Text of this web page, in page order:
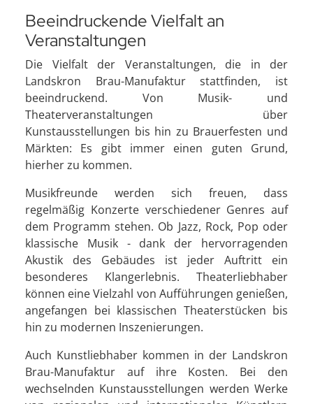
Beeindruckende Vielfalt an
Veranstaltungen
Die Vielfalt der Veranstaltungen, die in der
Landskron Brau-Manufaktur stattfinden, ist
beeindruckend. Von Musik- und
Theaterveranstaltungen über
Kunstausstellungen bis hin zu Brauerfesten und
Märkten: Es gibt immer einen guten Grund,
hierher zu kommen.
Musikfreunde werden sich freuen, dass
regelmäßig Konzerte verschiedener Genres auf
dem Programm stehen. Ob Jazz, Rock, Pop oder
klassische Musik - dank der hervorragenden
Akustik des Gebäudes ist jeder Auftritt ein
besonderes Klangerlebnis. Theaterliebhaber
können eine Vielzahl von Aufführungen genießen,
angefangen bei klassischen Theaterstücken bis
hin zu modernen Inszenierungen.
Auch Kunstliebhaber kommen in der Landskron
Brau-Manufaktur auf ihre Kosten. Bei den
wechselnden Kunstausstellungen werden Werke